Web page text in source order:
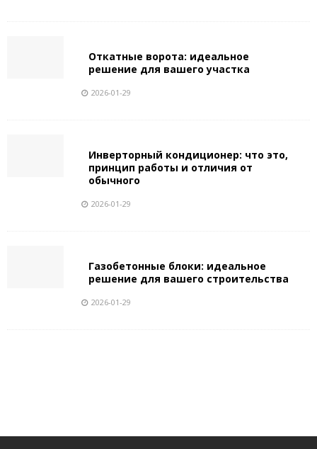
Откатные ворота: идеальное
решение для вашего участка
2026-01-29
Инверторный кондиционер: что это,
принцип работы и отличия от
обычного
2026-01-29
Газобетонные блоки: идеальное
решение для вашего строительства
2026-01-29